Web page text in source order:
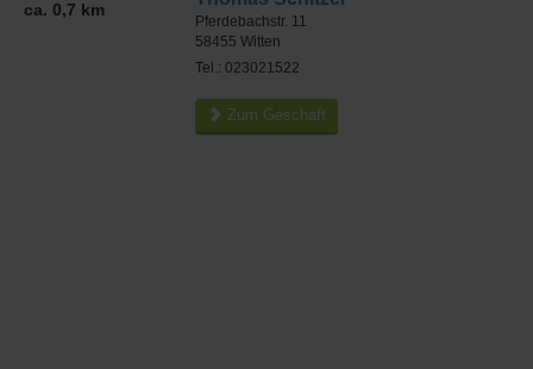
ca. 0,7 km
Pferdebachstr. 11
58455 Witten
Tel.: 023021522
Zum Geschäft